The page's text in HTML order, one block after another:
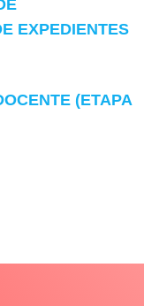
EXPEDIENTES
(ETAPA